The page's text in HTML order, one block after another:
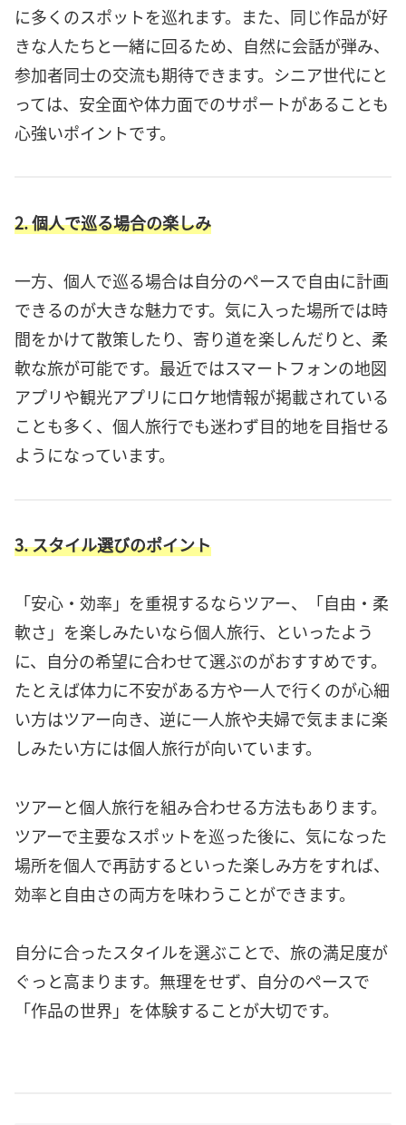
に多くのスポットを巡れます。また、同じ作品が好
きな人たちと一緒に回るため、自然に会話が弾み、
参加者同士の交流も期待できます。シニア世代にと
っては、安全面や体力面でのサポートがあることも
心強いポイントです。
2. 個人で巡る場合の楽しみ
一方、個人で巡る場合は自分のペースで自由に計画
できるのが大きな魅力です。気に入った場所では時
間をかけて散策したり、寄り道を楽しんだりと、柔
軟な旅が可能です。最近ではスマートフォンの地図
アプリや観光アプリにロケ地情報が掲載されている
ことも多く、個人旅行でも迷わず目的地を目指せる
ようになっています。
3. スタイル選びのポイント
「安心・効率」を重視するならツアー、「自由・柔
軟さ」を楽しみたいなら個人旅行、といったよう
に、自分の希望に合わせて選ぶのがおすすめです。
たとえば体力に不安がある方や一人で行くのが心細
い方はツアー向き、逆に一人旅や夫婦で気ままに楽
しみたい方には個人旅行が向いています。
ツアーと個人旅行を組み合わせる方法もあります。
ツアーで主要なスポットを巡った後に、気になった
場所を個人で再訪するといった楽しみ方をすれば、
効率と自由さの両方を味わうことができます。
自分に合ったスタイルを選ぶことで、旅の満足度が
ぐっと高まります。無理をせず、自分のペースで
「作品の世界」を体験することが大切です。